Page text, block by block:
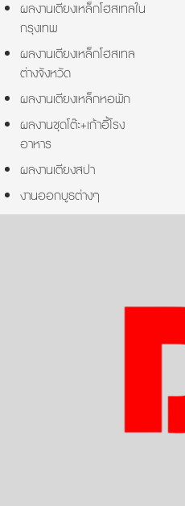
ผลงานเตียงเหล็กโฮสเทลใน
กรุงเทพ
ผลงานเตียงเหล็กโฮสเทล
ต่างจังหวัด
ผลงานเตียงเหล็กหอพัก
ผลงานชุดโต๊ะ+เก้าอี้โรง
อาหาร
ผลงานเตียงสปา
งานออกบูธต่างๆ